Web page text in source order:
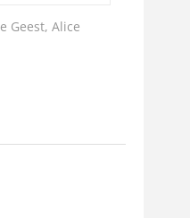
Geest, Alice